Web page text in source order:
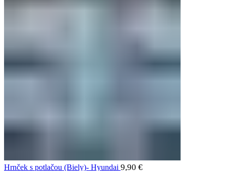
Hrnček s potlačou (Biely)- Hyundai 9,90 €